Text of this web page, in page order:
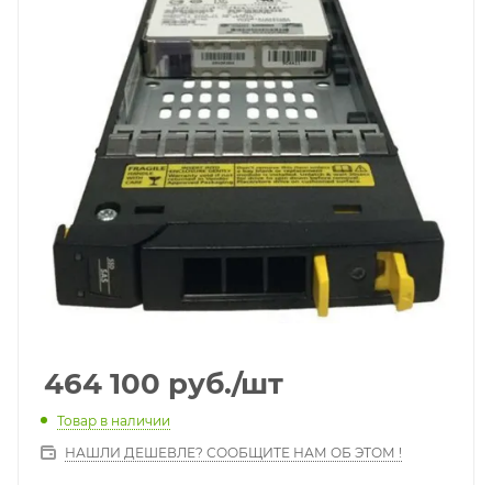
464 100 руб./шт
Товар в наличии
НАШЛИ ДЕШЕВЛЕ? СООБЩИТЕ НАМ ОБ ЭТОМ !